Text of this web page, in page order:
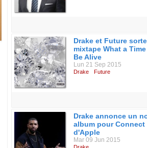
Drake et Future
mixtape What a
Be Alive
Lun 21 Sep 2015
Drake Future
Drake annonce un
album pour Connect
d'Apple
Mar 09 Jun 2015